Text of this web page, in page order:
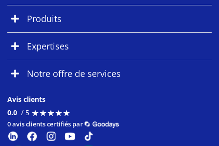
Produits
Expertises
Notre offre de services
Avis clients
0.0 / 5 ★★★★★
★★★★★
0 avis clients certifiés par